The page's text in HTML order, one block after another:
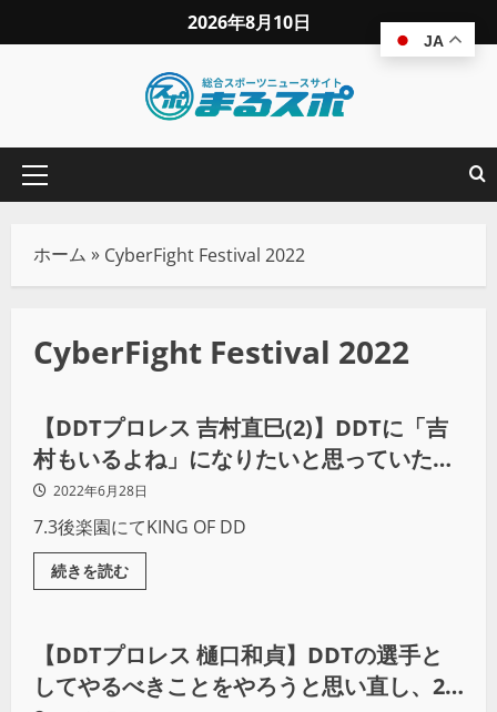
2026年8月10日
ホーム » CyberFight Festival 2022
CyberFight Festival 2022
プロレス
【DDTプロレス 吉村直巳(2)】DDTに「吉
村もいるよね」になりたいと思っていたけ
ど、「ならなきゃいけない」に変わりまし
た
2022年6月28日
7.3後楽園にてKING OF DD
続きを読む
プロレス
【DDTプロレス 樋口和貞】DDTの選手と
してやるべきことをやろうと思い直し、2
JA